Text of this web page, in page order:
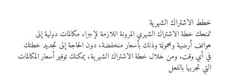
خطط الاشتراك الشهرية
تمنحك خطة الاشتراك الشهري المرونة اللازمة لإجراء مكالمات دولية إلى
هواتف أرضية ومحمولة وذلك بأسعار منخفضة، دون الحاجة إلى تجديد خطتك
في أي وقت. ومن خلال خطة الاشتراك الشهرية، يمكنك توفير أسعار المكالمات
التي تجريها بالفعل